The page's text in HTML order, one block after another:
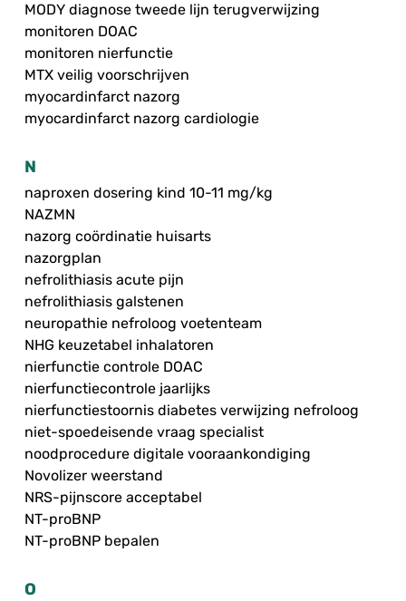
MODY diagnose tweede lijn terugverwijzing
monitoren DOAC
monitoren nierfunctie
MTX veilig voorschrijven
myocardinfarct nazorg
myocardinfarct nazorg cardiologie
N
naproxen dosering kind 10-11 mg/kg
NAZMN
nazorg coördinatie huisarts
nazorgplan
nefrolithiasis acute pijn
nefrolithiasis galstenen
neuropathie nefroloog voetenteam
NHG keuzetabel inhalatoren
nierfunctie controle DOAC
nierfunctiecontrole jaarlijks
nierfunctiestoornis diabetes verwijzing nefroloog
niet-spoedeisende vraag specialist
noodprocedure digitale vooraankondiging
Novolizer weerstand
NRS-pijnscore acceptabel
NT-proBNP
NT-proBNP bepalen
O